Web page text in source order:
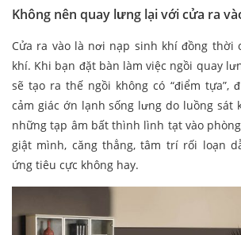
Không nên quay lưng lại với cửa ra
Cửa ra vào là nơi nạp sinh khí đồng thời
khí. Khi bạn đặt bàn làm việc ngồi quay
sẽ tạo ra thế ngồi không có “điểm tựa”,
cảm giác ớn lạnh sống lưng do luồng sát
những tạp âm bất thình lình tạt vào
giật mình, căng thẳng, tâm trí rối loạn
ứng tiêu cực không hay.